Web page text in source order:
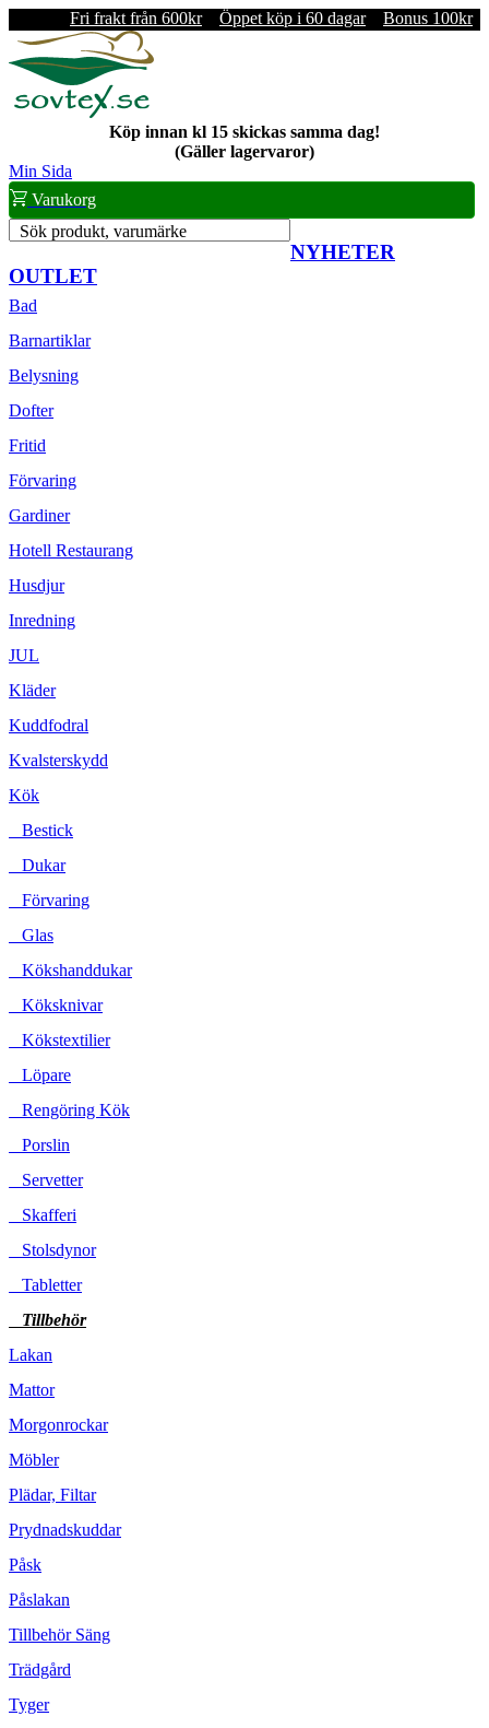
Fri frakt från 600kr Öppet köp i 60 dagar Bonus 100kr
Köp innan kl 15 skickas samma dag!
(Gäller lagervaror)
Min Sida
Varukorg
Sök produkt, varumärke
NYHETER
OUTLET
Bad
Barnartiklar
Belysning
Dofter
Fritid
Förvaring
Gardiner
Hotell Restaurang
Husdjur
Inredning
JUL
Kläder
Kuddfodral
Kvalsterskydd
Kök
Bestick
Dukar
Förvaring
Glas
Kökshanddukar
Köksknivar
Kökstextilier
Löpare
Rengöring Kök
Porslin
Servetter
Skafferi
Stolsdynor
Tabletter
Tillbehör
Lakan
Mattor
Morgonrockar
Möbler
Plädar, Filtar
Prydnadskuddar
Påsk
Påslakan
Tillbehör Säng
Trädgård
Tyger